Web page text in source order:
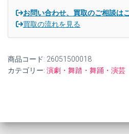
お問い合わせ、買取のご相談は
買取の流れを見る
商品コード: 26051500018
カテゴリー: 演劇・舞踏・舞踊・演芸